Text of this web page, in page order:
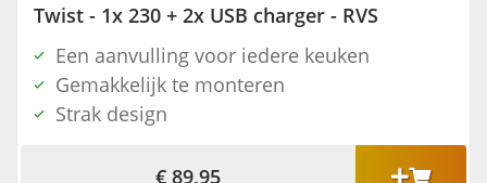
Twist - 1x 230 + 2x USB charger - RVS
Een aanvulling voor iedere keuken
Gemakkelijk te monteren
Strak design
€ 89,95